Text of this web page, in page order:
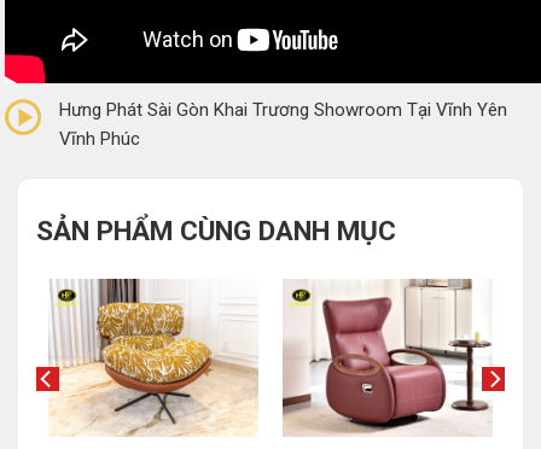
(0 Reviews)
Hưng Phát Sài Gòn Khai Trương Showroom Tại Vĩnh Yên
Vĩnh Phúc
SẢN PHẨM CÙNG DANH MỤC